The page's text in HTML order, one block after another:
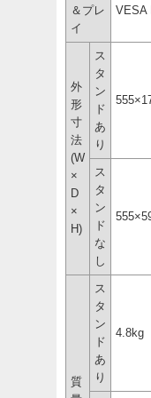
＆プレ
イ
VESA
外
形
寸
法
(W
×
D
×
H)
ス
タ
ン
ド
あ
り
ス
タ
ン
ド
な
し
質
ス
タ
ン
ド
あ
り
4.8kg